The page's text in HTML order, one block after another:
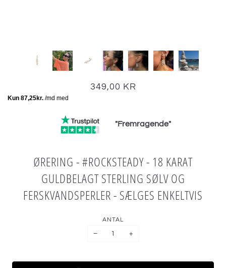
349,00 KR
"Fremragende"
ØRERING - #ROCKSTEADY - 18 KARAT
GULDBELAGT STERLING SØLV OG
FERSKVANDSPERLER - SÆLGES ENKELTVIS
ANTAL
− +